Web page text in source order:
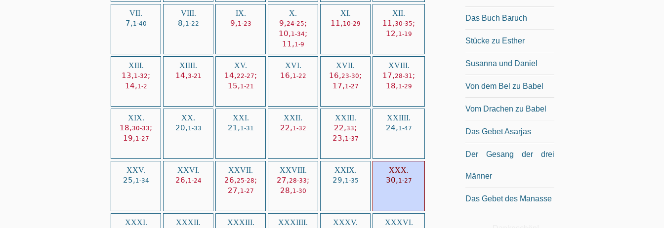
VII.
7,1-40
VIII.
8,1-22
IX.
9,1-23
X.
9,24-25;
10,1-34;
11,1-9
XI.
11,10-29
XII.
11,30-35;
12,1-19
XIII.
13,1-32;
14,1-2
XIIII.
14,3-21
XV.
14,22-27;
15,1-21
XVI.
16,1-22
XVII.
16,23-30;
17,1-27
XVIII.
17,28-31 ;
18,1-29
XIX.
18,30-33;
19,1-27
XX.
20,1-33
XXI.
21,1-31
XXII.
22,1-32
XXIII.
22,33;
23,1-37
XXIIII.
24,1-47
XXV.
25,1-34
XXVI.
26,1-24
XXVII.
26,25-28;
27,1-27
XXVIII.
27,28-33;
28,1-30
XXIX.
29,1-35
XXX.
30,1-27
XXXI.
XXXII.
XXXIII.
XXXIIII.
XXXV.
XXXVI.
Das Buch Baruch
Stücke zu Esther
Susanna und Daniel
Von dem Bel zu Babel
Vom Drachen zu Babel
Das Gebet Asarjas
Der Gesang der drei
Männer
Das Gebet des Manasse